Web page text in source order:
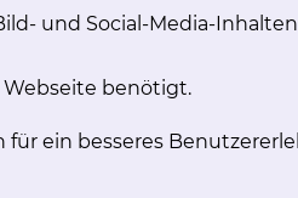
und Social-Media-
Webseite benötigt.
ein besseres